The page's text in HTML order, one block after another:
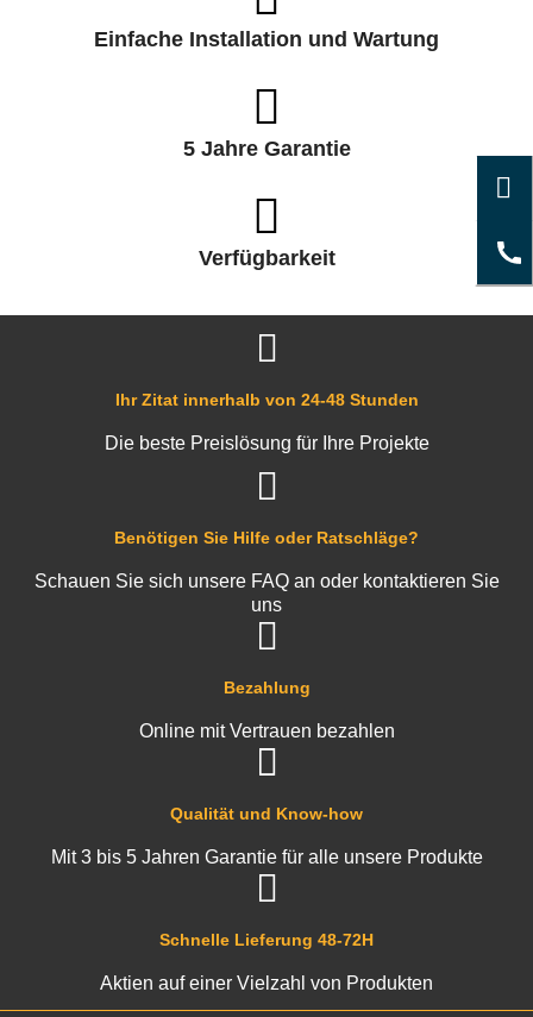
Einfache Installation und Wartung
5 Jahre Garantie
Verfügbarkeit
Schnelle Lieferung 48-72H
Aktien auf einer Vielzahl von Produkten
Qualität und Know-how
Mit 3 bis 5 Jahren Garantie für alle unsere Produkte
Bezahlung
Online mit Vertrauen bezahlen
Benötigen Sie Hilfe oder Ratschläge?
Schauen Sie sich unsere FAQ an oder kontaktieren Sie
uns
Ihr Zitat innerhalb von 24-48 Stunden
Die beste Preislösung für Ihre Projekte